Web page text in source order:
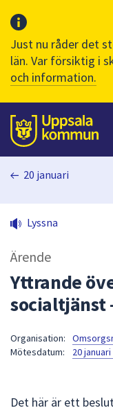
Just nu råder det
län. Var försiktig i
och information.
Till sidans
huvudinnehåll
20 januari
Lyssna
Ärende
Yttrande
socialtjänst
Organisation:
Mötesdatum:
20 januari
Det här är ett